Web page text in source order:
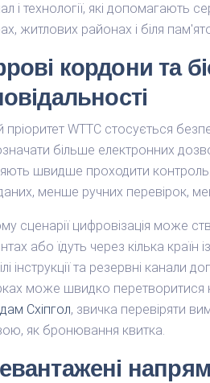
і технології, які допомагають
житлових районах і біля
кордони та
пріоритет WTTC стосується
більше електронних
швидше проходити
менше ручних перевірок,
сценарії цифровізація може
або їдуть через кілька країн
інструкції та резервні
може швидко перетворитися
Схіпгол, звичка перевіряти
як бронювання квитка.